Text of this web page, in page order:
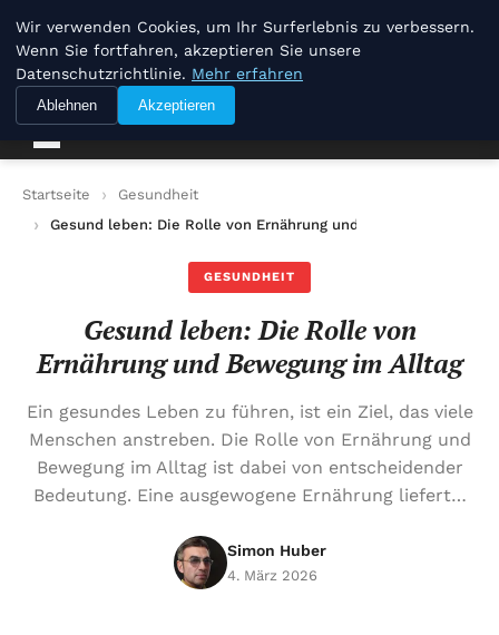
Joerg Pilawa
Joerg Pilawa
Startseite
Gesundheit
Gesund leben: Die Rolle von Ernährung und Bewegung im
GESUNDHEIT
Gesund leben: Die Rolle von
Ernährung und Bewegung im Alltag
Ein gesundes Leben zu führen, ist ein Ziel, das viele
Menschen anstreben. Die Rolle von Ernährung und
Bewegung im Alltag ist dabei von entscheidender
Bedeutung. Eine ausgewogene Ernährung liefert…
Simon Huber
4. März 2026
Wir verwenden Cookies, um Ihr Surferlebnis zu verbessern.
Wenn Sie fortfahren, akzeptieren Sie unsere
Datenschutzrichtlinie. Mehr erfahren
Ablehnen Akzeptieren